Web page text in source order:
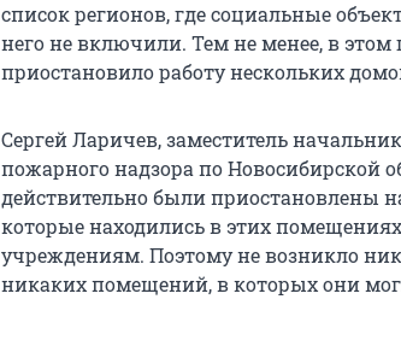
список регионов, где социальные
него не включили. Тем не менее, в
приостановило работу нескольких
Сергей Ларичев, заместитель
пожарного надзора по Новосибирской
действительно были приостановлены
которые находились в этих
учреждениям. Поэтому не возникло
никаких помещений, в которых они